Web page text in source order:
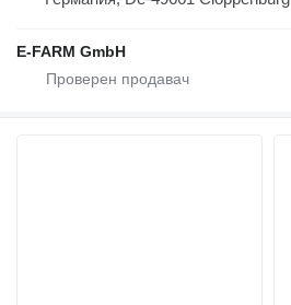
E-FARM GmbH